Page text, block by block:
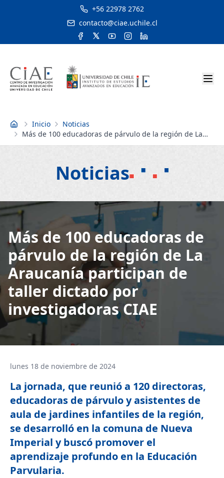
+56 22978 2762
contacto@ciae.uchile.cl
Inicio Inicio
Noticias
Más de 100 educadoras de párvulo de la región de La
Araucanía participan de taller dictado por
Noticias
Más de 100 educadoras de
párvulo de la región de La
Araucanía participan de
taller dictado por
investigadoras CIAE
lunes 18 de noviembre de 2024
La jornada, que reunió a 120 directoras,
educadoras de párvulo y asistentes de
aula de jardines infantiles de la región,
se desarrolló en la comuna de Nueva
Imperial y buscó promover el
aprendizaje profundo en la Educación
Parvularia.